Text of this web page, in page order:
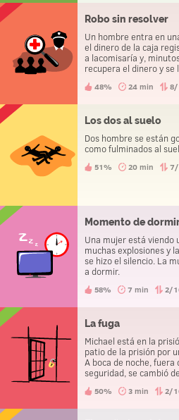
Robo sin resolver
Un hombre entra en
el dinero de la caja
a lacomisaría y,
recupera el dinero y se
robo.
48% 24 min
Los dos al suelo
Dos hombre se están
como fulminados al
51% 20 min
Momento de
Una mujer está viendo
muchas explosiones y
se hizo el silencio. La
a dormir.
58% 7 min 2/
La fuga
Michael está en la
patio de la prisión por
A boca de noche, fuera
seguridad, se cambió
50% 3 min 2/